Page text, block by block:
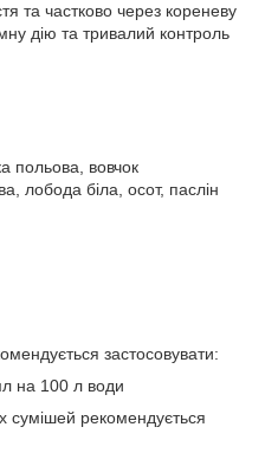
та частково через кореневу
дію та тривалий контроль
польова, вовчок
лобода біла, осот, паслін
застосовувати:
на 100 л води
сумішей рекомендується